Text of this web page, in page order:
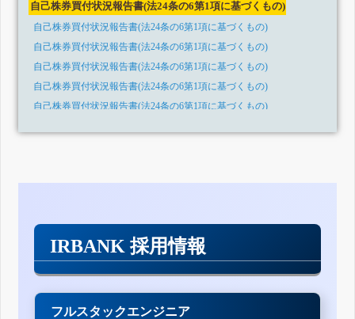
自己株券買付状況報告書(法24条の6第1項に基づくもの)
自己株券買付状況報告書(法24条の6第1項に基づくもの)
自己株券買付状況報告書(法24条の6第1項に基づくもの)
自己株券買付状況報告書(法24条の6第1項に基づくもの)
自己株券買付状況報告書(法24条の6第1項に基づくもの)
自己株券買付状況報告書(法24条の6第1項に基づくもの)
IRBANK 採用情報
フルスタックエンジニア